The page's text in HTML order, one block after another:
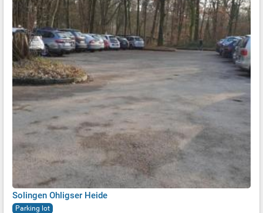
Solingen Ohligser Heide
Parking lot